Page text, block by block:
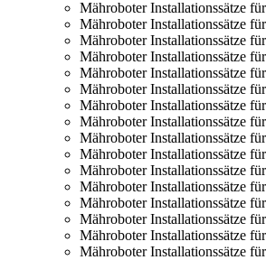
Mähroboter Installationssätze
Mähroboter Installationssätze
Mähroboter Installationssätze
Mähroboter Installationssätze
Mähroboter Installationssätze
Mähroboter Installationssätze
Mähroboter Installationssätze
Mähroboter Installationssätze
Mähroboter Installationssätze
Mähroboter Installationssätze
Mähroboter Installationssätze
Mähroboter Installationssätze
Mähroboter Installationssätze
Mähroboter Installationssätze
Mähroboter Installationssätze
Mähroboter Installationssätze